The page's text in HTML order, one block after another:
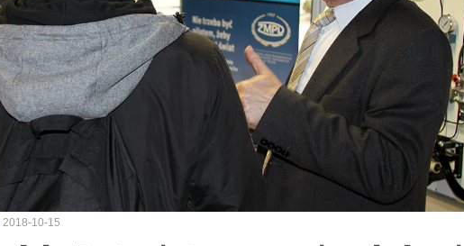
2018-10-15